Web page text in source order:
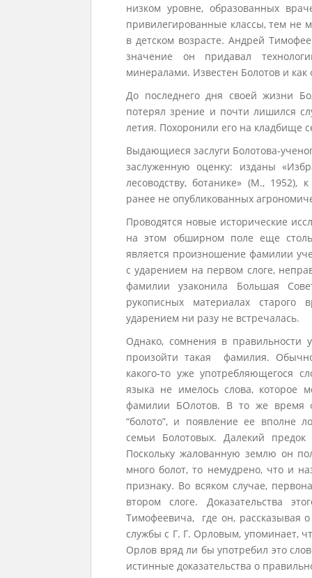
низком уровне, образованных
привилегированные классы, тем не
в детском возрасте. Андрей
значение он придавал
минералами. Известен Болотов и как
До последнего дня своей жизни
потерял зрение и почти лишился
летия. Похоронили его на кладбище
Выдающиеся заслуги Болотова-
заслуженную оценку: изданы
лесоводству, ботанике» (М., 1952),
ранее не опубликованных
Проводятся новые исторические
на этом обширном поле еще
является произношение фамилии
с ударением на первом слоге,
фамилии узаконила Большая
рукописных материалах
ударением ни разу не встречалась.
Однако, сомнения в правильности
произойти такая фамилия.
какого-то уже употребляющегося
языка не имелось слова, которое
фамилии БОлотов. В то же время
“болото”, и появление ее вполне
семьи Болотовых. Далекий
Поскольку жалованную землю он
много болот, то немудрено, что и
признаку. Во всяком случае,
втором слоге. Доказательства
Тимофеевича, где он, рассказывая
службы с Г. Г. Орловым, упоминает,
Орлов вряд ли бы употребил это
истинные доказательства о